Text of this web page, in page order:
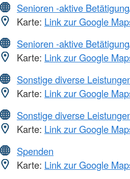
Senioren -aktive
Karte: Link zur Google
Senioren -aktive
Karte: Link zur Google
Sonstige diverse
Karte: Link zur Google
Sonstige diverse
Karte: Link zur Google
Spenden
Karte: Link zur Google